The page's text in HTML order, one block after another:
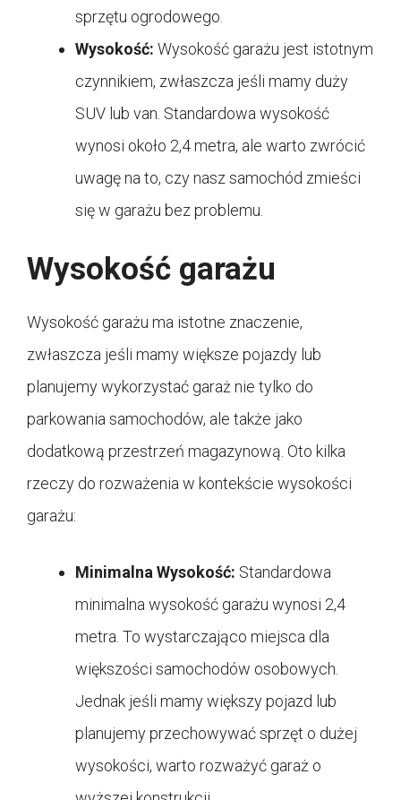
sprzętu ogrodowego.
Wysokość: Wysokość garażu jest istotnym
czynnikiem, zwłaszcza jeśli mamy duży
SUV lub van. Standardowa wysokość
wynosi około 2,4 metra, ale warto zwrócić
uwagę na to, czy nasz samochód zmieści
się w garażu bez problemu.
Wysokość garażu
Wysokość garażu ma istotne znaczenie,
zwłaszcza jeśli mamy większe pojazdy lub
planujemy wykorzystać garaż nie tylko do
parkowania samochodów, ale także jako
dodatkową przestrzeń magazynową. Oto kilka
rzeczy do rozważenia w kontekście wysokości
garażu:
Minimalna Wysokość: Standardowa
minimalna wysokość garażu wynosi 2,4
metra. To wystarczająco miejsca dla
większości samochodów osobowych.
Jednak jeśli mamy większy pojazd lub
planujemy przechowywać sprzęt o dużej
wysokości, warto rozważyć garaż o